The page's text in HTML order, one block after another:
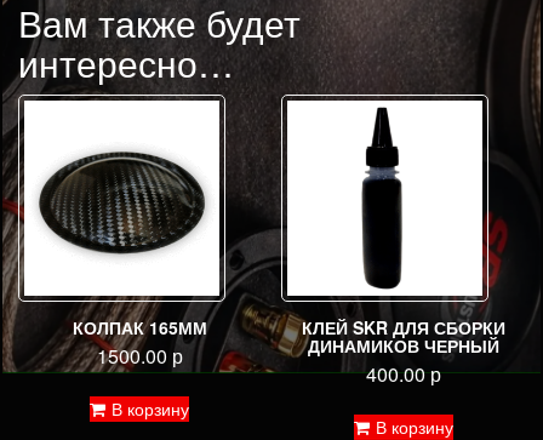
Вам также будет
интересно…
КОЛПАК 165ММ
1500.00 р
В корзину
КЛЕЙ SKR ДЛЯ СБОРКИ
ДИНАМИКОВ ЧЕРНЫЙ
400.00р
В корзину